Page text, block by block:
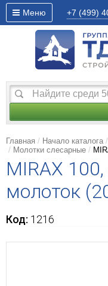
Меню +7 (499)
Главная Начало каталога
Молотки слесарные
MIRAX
молоток
Код: 1216